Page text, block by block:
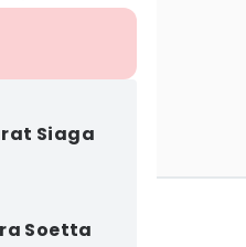
Siaga
Soetta